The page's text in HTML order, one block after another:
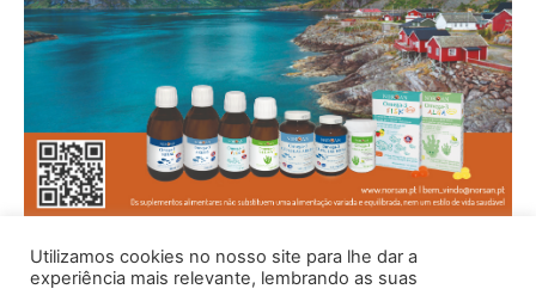
Utilizamos cookies no nosso site para lhe dar a
experiência mais relevante, lembrando as suas